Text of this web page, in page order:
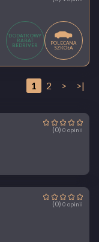
DODATKOWY
RABAT
BEDRIVER
POLECANA
SZKOŁA
1 2 > >|
(0) 0 opinii
(0) 0 opinii